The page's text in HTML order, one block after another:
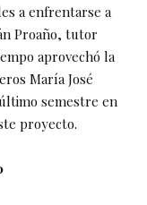
a enfrentarse a
Proaño, tutor
aprovechó la
María José
semestre en
proyecto.